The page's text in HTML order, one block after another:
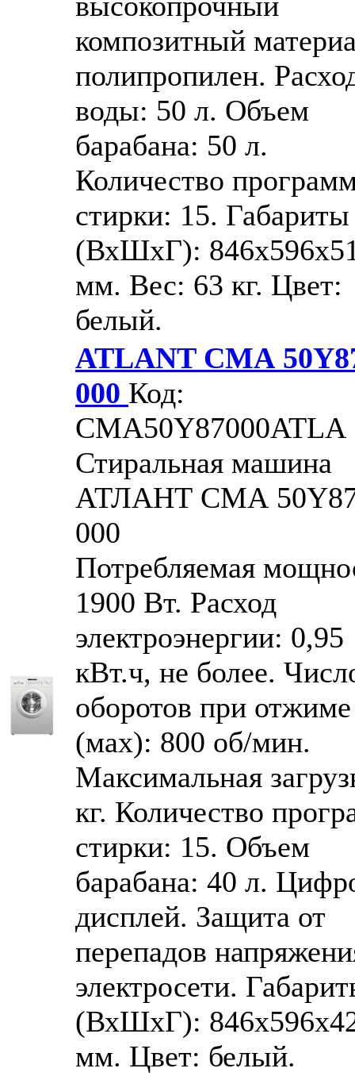
композитный
полипропилен.
воды: 50 л. Объем
барабана: 50 л.
Количество
стирки: 15. Габариты
(ВхШхГ):
мм. Вес: 63 кг. Цвет:
белый.
ATLANT СМА
000 Код:
CMA50Y87000ATLA
Стиральная машина
АТЛАНТ СМА
000
Потребляемая
1900 Вт. Расход
электроэнергии: 0,95
кВт.ч, не более.
оборотов при отжиме
(мах): 800 об/мин.
Максимальная
кг. Количество
стирки: 15. Объем
барабана: 40 л.
дисплей. Защита от
перепадов
электросети.
(ВхШхГ):
мм. Цвет: белый.